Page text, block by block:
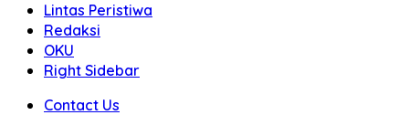
Lintas Peristiwa
Redaksi
OKU
Right Sidebar
Contact Us